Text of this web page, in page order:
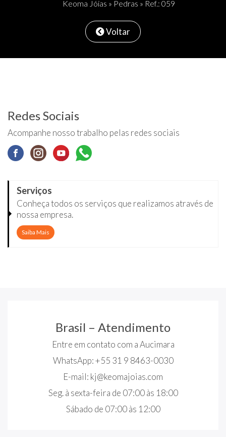
Keoma Jóias » Pedras » Ref.: 059
Voltar
Redes Sociais
Acompanhe nosso trabalho pelas redes sociais
Serviços
Conheça todos os serviços que realizamos através de
nossa empresa.
Saiba Mais
Brasil – Atendimento
Entre em contato com a Aucimara
WhatsApp: +55 31 9 8463-0030
E-mail: kj@keomajoias.com
Seg. à sexta-feira de 07:00 às 18:00
Sábado de 07:00 às 12:00